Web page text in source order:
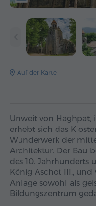
Auf der Karte
Unweit von Haghpat,
erhebt sich das
Wunderwerk der
Architektur. Der Bau
des 10. Jahrhunderts
König Aschot III.,
Anlage sowohl als
Bildungszentrum